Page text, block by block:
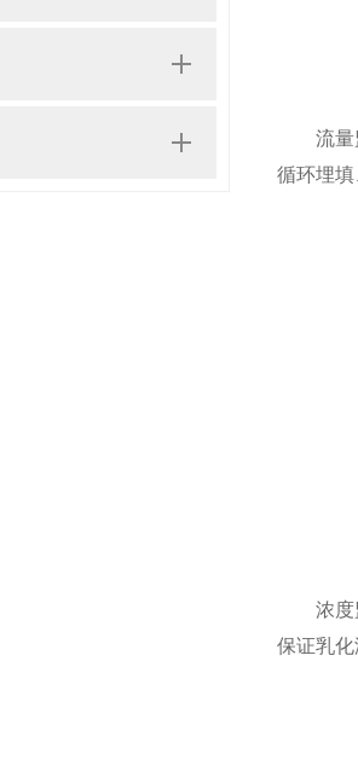
流量监
循环埋
浓度监
保证乳